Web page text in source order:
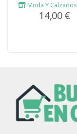
Moda Y
14,00 €